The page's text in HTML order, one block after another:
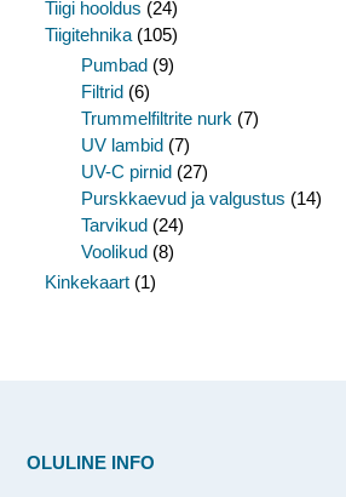
Tiigi hooldus (24)
Tiigitehnika (105)
Pumbad (9)
Filtrid (6)
Trummelfiltrite nurk (7)
UV lambid (7)
UV-C pirnid (27)
Purskkaevud ja valgustus (14)
Tarvikud (24)
Voolikud (8)
Kinkekaart (1)
OLULINE INFO